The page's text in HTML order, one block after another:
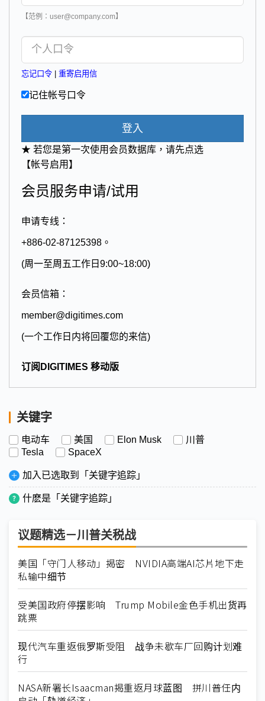
【范例：user@company.com】
忘记口令 重寄启用信
记住帐号口令
登入
★ 若您是第一次使用会员数据库，请先点选
【帐号启用】
会员服务申请/试用
申请专线：
+886-02-87125398。
(周一至周五工作日9:00~18:00)
会员信箱：
member@digitimes.com
(一个工作日内将回覆您的来信)
订阅DIGITIMES 移动版
关键字
电动车 美国 Elon Musk
川普
Tesla
SpaceX
加入已选取到「关键字追踪」
什麽是「关键字追踪」
议题精选－川普关税战
美国「守门人移动」揭密 NVIDIA高端AI芯片地下走
私输中细节
受美国政府停摆影响 Trump Mobile金色手机出货再
跳票
现代汽车重返俄罗斯受阻 战争未歇车厂回购计划难
行
NASA新署长Isaacman揭重返月球蓝图 拼川普任内